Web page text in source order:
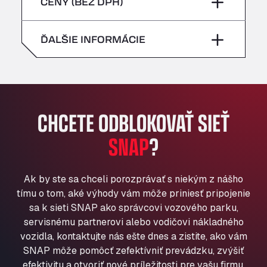
Klaverbladstaat 21, 3560
American Truck Wash
Andamur La Junquera
AP7 Salida 2, C/ Bassegoda, 4, 17700
Andamur Pamplona
Andamur San Roman II
Aut A1 Exit 385, 01207
Anglia Motel
Washway Road, PE12 8LT
Anpol Sp. z o.o.
Ul. Torunska 147, 85884
nedeľa –
nedeľa –
ĎALŠIE INFORMÁCIE
CHCETE ODBLOKOVAŤ SIEŤ
SNAP?
Ak by ste sa chceli porozprávať s niekým z nášho
tímu o tom, aké výhody vám môže priniesť pripojenie
sa k sieti SNAP ako správcovi vozového parku,
servisnému partnerovi alebo vodičovi nákladného
vozidla, kontaktujte nás ešte dnes a zistite, ako vám
SNAP môže pomôcť zefektívniť prevádzku, zvýšiť